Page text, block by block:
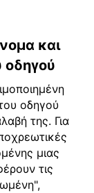
και
οδηγού
οδηγού
της. Για
μιας
τις